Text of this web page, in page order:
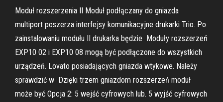
Moduł rozszerzenia II Moduł podłączany do gniazda
multiport poszerza interfejsy komunikacyjne drukarki Trio. Po
zainstalowaniu modułu II drukarka będzie Moduły rozszerzeń
EXP10 02 i EXP10 08 mogą być podłączone do wszystkich
urządzeń. Lovato posiadających gniazda wtykowe. Należy
sprawdzić w Dzięki trzem gniazdom rozszerzeń moduł
może być Opcja 2: 5 wejść cyfrowych lub. 5 wyjść cyfrowych